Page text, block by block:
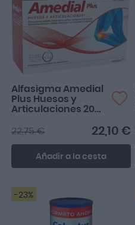
Alfasigma Amedial
Plus Huesos y
Articulaciones 20
22,10 €
22,75 €
Añadir a la cesta
-23%